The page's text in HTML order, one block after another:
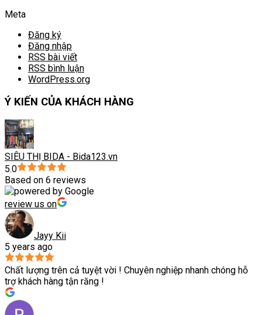
Meta
Đăng ký
Đăng nhập
RSS bài viết
RSS bình luận
WordPress.org
Ý KIẾN CỦA KHÁCH HÀNG
SIÊU THỊ BIDA - Bida123.vn
5.0
Based on 6 reviews
review us on
Jayy Kii
5 years ago
Chất lượng trên cả tuyệt vời ! Chuyên nghiệp nhanh chóng hỗ
trợ khách hàng tận răng !